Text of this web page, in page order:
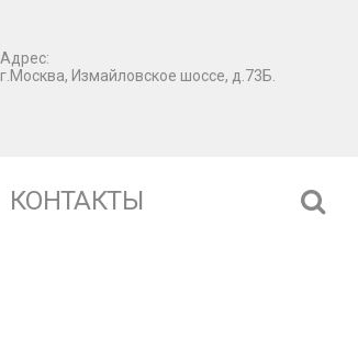
Адрес:
г.Москва, Измайловское шоссе, д.73Б.
КОНТАКТЫ